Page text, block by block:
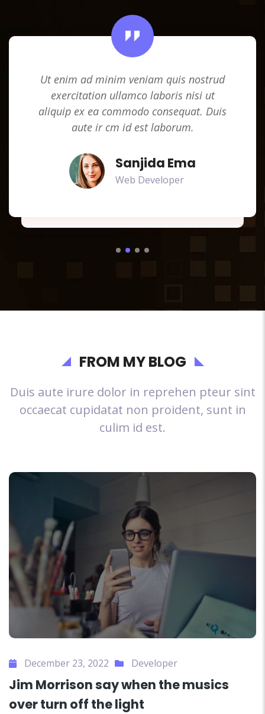
Ut enim ad minim veniam quis nostrud
exercitation ullamco laboris nisi ut
aliquip ex ea commodo consequat. Duis
aute ir cm id est laborum.
Sanjida Ema
Web Developer
FROM MY BLOG
Duis aute irure dolor in reprehen pteur sint
occaecat cupidatat non proident, sunt in
culim id est.
December 23, 2022 Developer
Jim Morrison say when the musics
over turn off the light